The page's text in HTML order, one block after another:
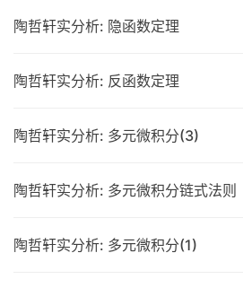
陶哲轩实分析: 隐函数定理
陶哲轩实分析: 反函数定理
陶哲轩实分析: 多元微积分(3)
陶哲轩实分析: 多元微积分链式法则
陶哲轩实分析: 多元微积分(1)